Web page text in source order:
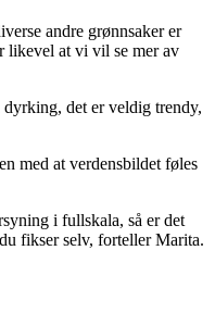
andre grønnsaker er
likevel at vi vil se mer av
det er veldig trendy,
med at verdensbildet føles
i fullskala, så er det
fikser selv, forteller Marita.